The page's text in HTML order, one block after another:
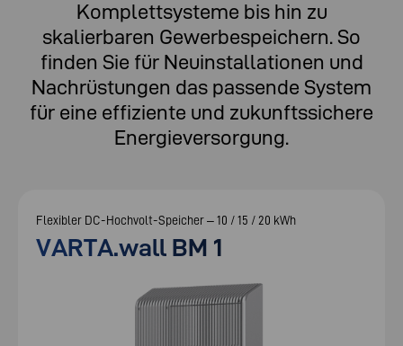
Komplettsysteme bis hin zu
skalierbaren Gewerbespeichern. So
finden Sie für Neuinstallationen und
Nachrüstungen das passende System
für eine effiziente und zukunftssichere
Energieversorgung.
Flexibler DC-Hochvolt-Speicher – 10 / 15 / 20 kWh
VARTA.wall BM 1